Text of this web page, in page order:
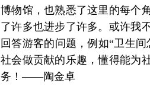
博物馆，也熟悉了这里的每个
了许多也进步了许多。或许我
回答游客的问题，例如“卫生
社会做贡献的乐趣，懂得能为
务！——陶金卓